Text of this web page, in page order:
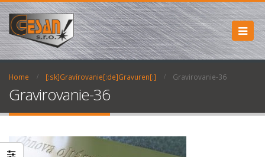
Home [:sk]Gravírovanie[:de]Gravuren[:] Gravirovanie-36
Gravirovanie-36